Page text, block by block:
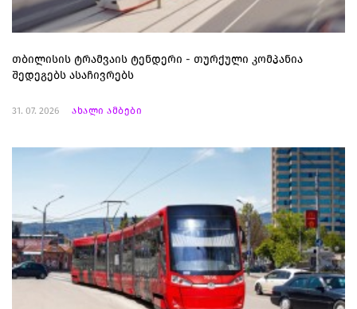
თბილისის ტრამვაის ტენდერი - თურქული კომპანია
შედეგებს ასაჩივრებს
31. 07. 2026 ახალი ამბები